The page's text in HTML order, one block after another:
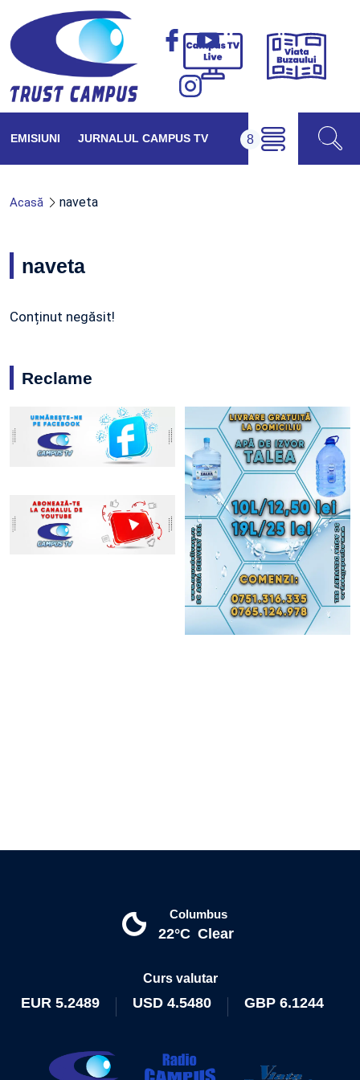
Campus
Viața
EMISIUNI JURNALUL CAMPUS TV
Acasă naveta
naveta
Conținut negăsit!
Reclame
Columbus
22°C Clear
Curs valutar
EUR 5.2489 USD 4.5480 GBP 6.1244